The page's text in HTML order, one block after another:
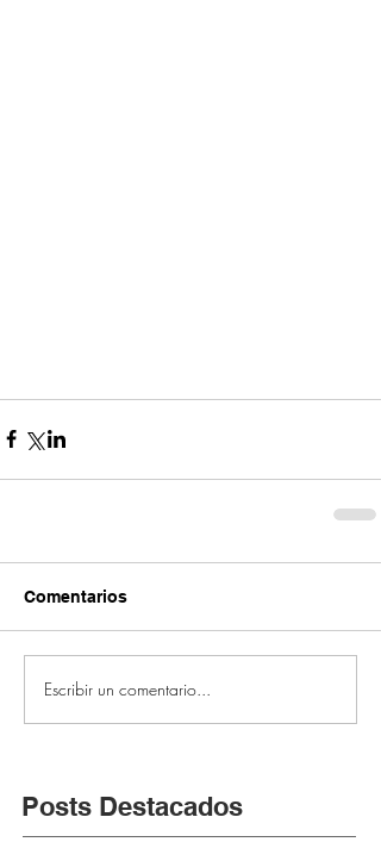
Comentarios
Escribir un comentario...
Posts Destacados